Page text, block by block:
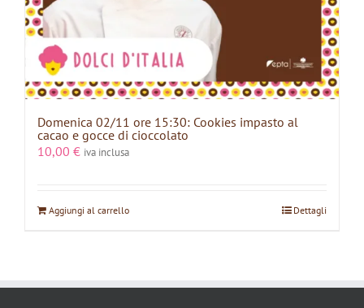
Domenica 02/11 ore 15:30: Cookies impasto al
cacao e gocce di cioccolato
10,00 € iva inclusa
Aggiungi al carrello Dettagli